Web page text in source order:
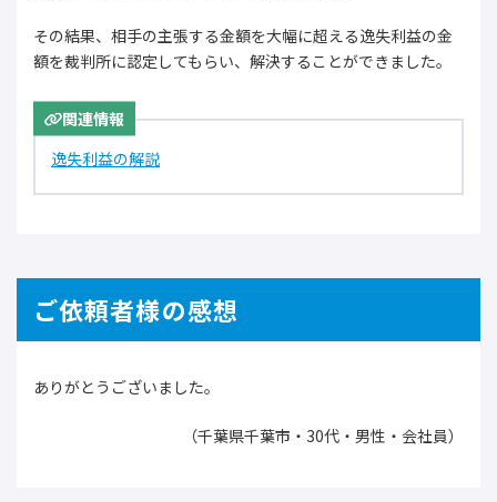
その結果、相手の主張する金額を大幅に超える逸失利益の金
額を裁判所に認定してもらい、解決することができました。
関連情報
逸失利益の解説
ご依頼者様の感想
ありがとうございました。
（千葉県千葉市・30代・男性・会社員）